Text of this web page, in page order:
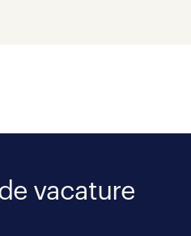
vacature